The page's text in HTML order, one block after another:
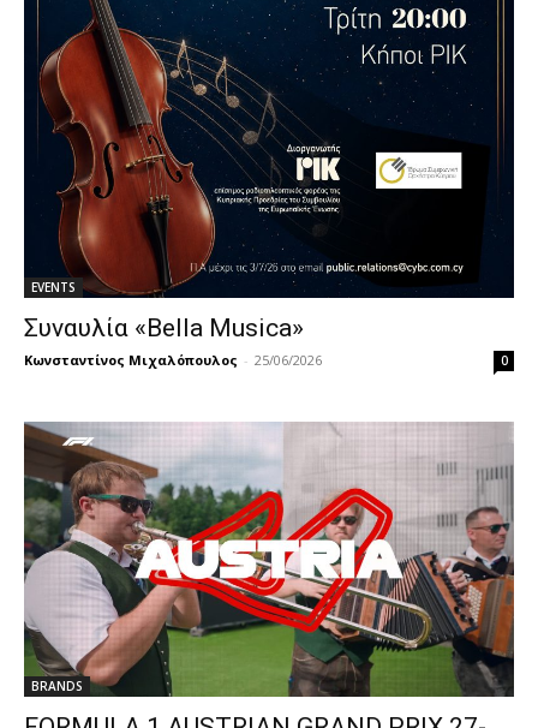
EVENTS
Συναυλία «Bella Musica»
Κωνσταντίνος Μιχαλόπουλος - 25/06/2026 0
BRANDS